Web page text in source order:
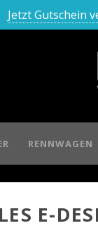
Jetzt Gutschein
RENNWAGEN
E-